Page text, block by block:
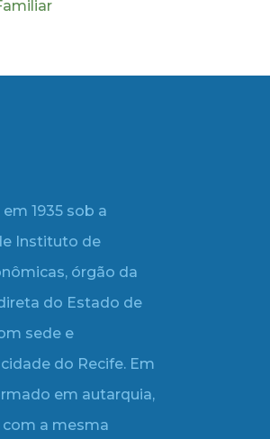
1935 sob a
Instituto de
órgão da
do Estado de
sede e
do Recife. Em
em autarquia,
a mesma